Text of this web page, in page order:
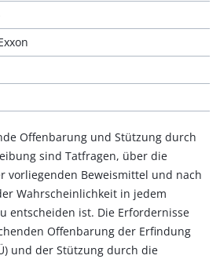
Offenbarung und Stützung durch
sind Tatfragen, über die
vorliegenden Beweismittel und nach
Wahrscheinlichkeit in jedem
entscheiden ist. Die Erfordernisse
Offenbarung der Erfindung
und der Stützung durch die